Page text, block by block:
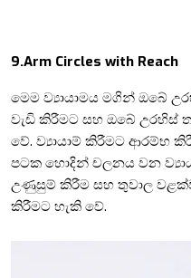
9.Arm Circles with Reach
මෙම ව්‍යායාමය මගින් ඔබේ
වැඩි කිරීමට සහ ඔබේ උරහිස්
වේ. ව්‍යායාම් කිරීමට ආරම්භ
පටක හොදින් චලනය වන
උණුසුම් කිරීම සහ තුවාල
කිරීමට හැකි වේ.